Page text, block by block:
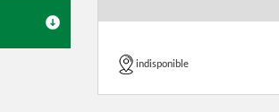
indisponible